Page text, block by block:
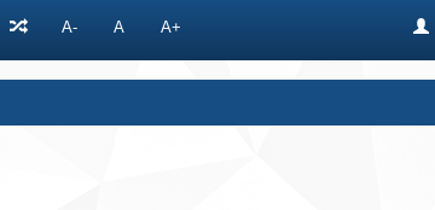
A- A A+